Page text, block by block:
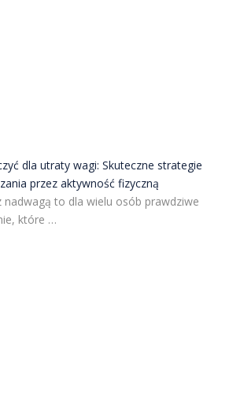
dla utraty wagi: Skuteczne strategie
przez aktywność fizyczną
nadwagą to dla wielu osób prawdziwe
które …